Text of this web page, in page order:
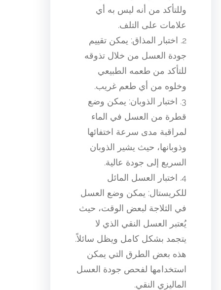
وللتأكد من أنه ليس به أي
علامات على التلف.
2. اختبار المذاق: يمكن تقييم
جودة العسل من خلال تذوقه
للتأكد من طعمه الطبيعي
وخلوه من أي طعم غريب.
3. اختبار الذوبان: يمكن وضع
قطرة من العسل في الماء
لمراقبة مدى سرعة اختفائها
وذوبانها، حيث يشير الذوبان
السريع إلى جودة عالية.
4. اختبار العسل المائل
للكريستال: يمكن وضع العسل
في الثلاجة لبعض الوقت، حيث
يُعتبر العسل النقي الذي لا
يتجمد بشكل كامل ويظل سائلاً.
هذه بعض الطرق التي يمكن
استخدامها لفحص جودة العسل
الماليزي النقي.